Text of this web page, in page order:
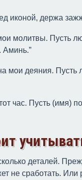
иконой, держа
молитвы. Пусть
Аминь.”
мои деяния. Пусть
час. Пусть (имя)
деталей.
не сработать.